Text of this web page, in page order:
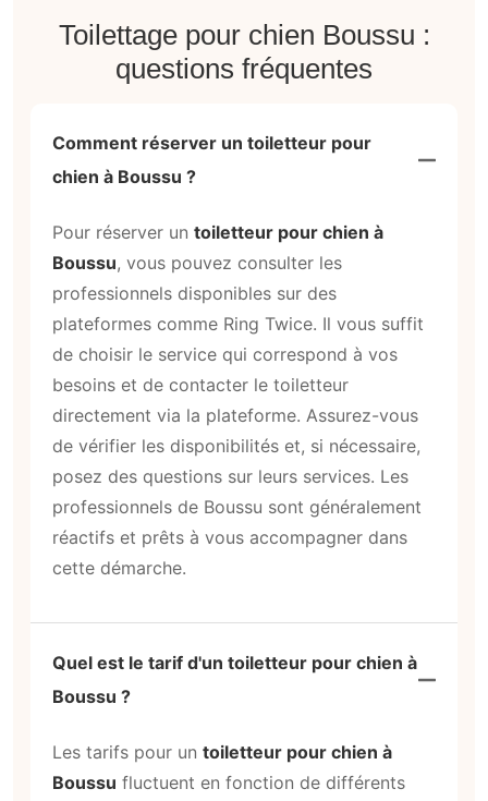
Toilettage pour chien Boussu :
questions fréquentes
Comment réserver un toiletteur pour
chien à Boussu ?
Pour réserver un toiletteur pour chien à
Boussu, vous pouvez consulter les
professionnels disponibles sur des
plateformes comme Ring Twice. Il vous suffit
de choisir le service qui correspond à vos
besoins et de contacter le toiletteur
directement via la plateforme. Assurez-vous
de vérifier les disponibilités et, si nécessaire,
posez des questions sur leurs services. Les
professionnels de Boussu sont généralement
réactifs et prêts à vous accompagner dans
cette démarche.
Quel est le tarif d'un toiletteur pour chien à
Boussu ?
Les tarifs pour un toiletteur pour chien à
Boussu fluctuent en fonction de différents